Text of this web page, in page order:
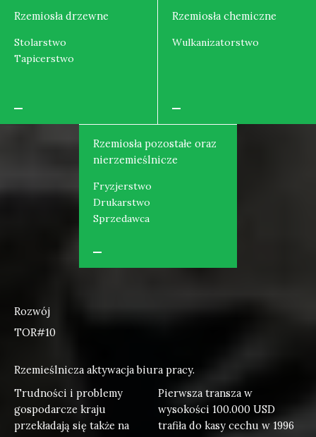
Rzemiosła drzewne
Stolarstwo
Tapicerstwo
Rzemiosła chemiczne
Wulkanizatorstwo
Rzemiosła pozostałe oraz
nierzemieślnicze
Fryzjerstwo
Drukarstwo
Sprzedawca
Rozwój
TOR#10
Rzemieślnicza aktywacja biura pracy.
Trudności i problemy
gospodarcze kraju
przekładają się także na
Pierwsza transza w
wysokości 100.000 USD
trafiła do kasy cechu w 1996